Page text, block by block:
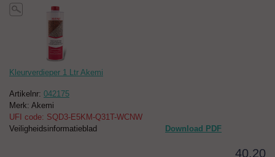
Kleurverdieper 1 Ltr Akemi
Artikelnr: 042175
Merk: Akemi
UFI code: SQD3-E5KM-Q31T-WCNW
Veiligheidsinformatieblad
Download PDF
40,20